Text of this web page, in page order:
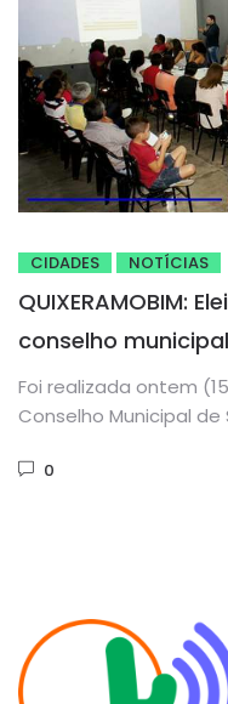
CIDADES NOTÍCIAS
QUIXERAMOBIM:
conselho
2018/2019
Foi realizada ontem
Conselho Municipal
0